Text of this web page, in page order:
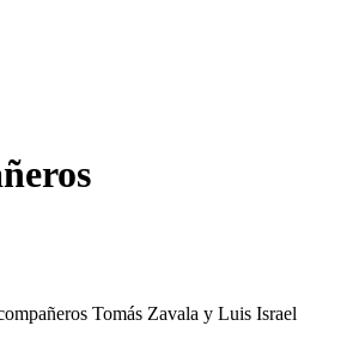
Tomás Zavala y Luis Israel